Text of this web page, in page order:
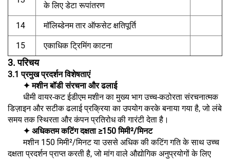
के लिए डेटा रूपांतरण
14 मॉलिब्डेनम तार ऑफसेट क्षतिपूर्ति
15 एकाधिक ट्रिमिंग काटना
3. परिचय
3.1 प्रमुख प्रदर्शन विशेषताएं
✦ मशीन बॉडी संरचना और ढलाई
धीमी वायर-कट ईडीएम मशीन का मुख्य भाग उच्च-कठोरता संरचनात्मक
डिज़ाइन और सटीक ढलाई प्रक्रिया का उपयोग करके बनाया गया है, जो लंबे
समय तक स्थिरता और कंपन प्रतिरोध की गारंटी देता है।
✦ अधिकतम कटिंग दक्षता ≥150 मिमी²/मिनट
मशीन 150 मिमी²/मिनट या उससे अधिक की कटिंग गति के साथ उच्च
दक्षता प्रदर्शन प्राप्त करती है, जो मांग वाले औद्योगिक अनुप्रयोगों के लिए